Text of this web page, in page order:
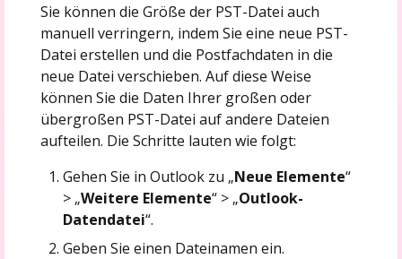
Sie können die Größe der PST-Datei auch
manuell verringern, indem Sie eine neue PST-
Datei erstellen und die Postfachdaten in die
neue Datei verschieben. Auf diese Weise
können Sie die Daten Ihrer großen oder
übergroßen PST-Datei auf andere Dateien
aufteilen. Die Schritte lauten wie folgt:
Gehen Sie in Outlook zu „Neue Elemente“
> „Weitere Elemente“ > „Outlook-
Datendatei“.
Geben Sie einen Dateinamen ein.